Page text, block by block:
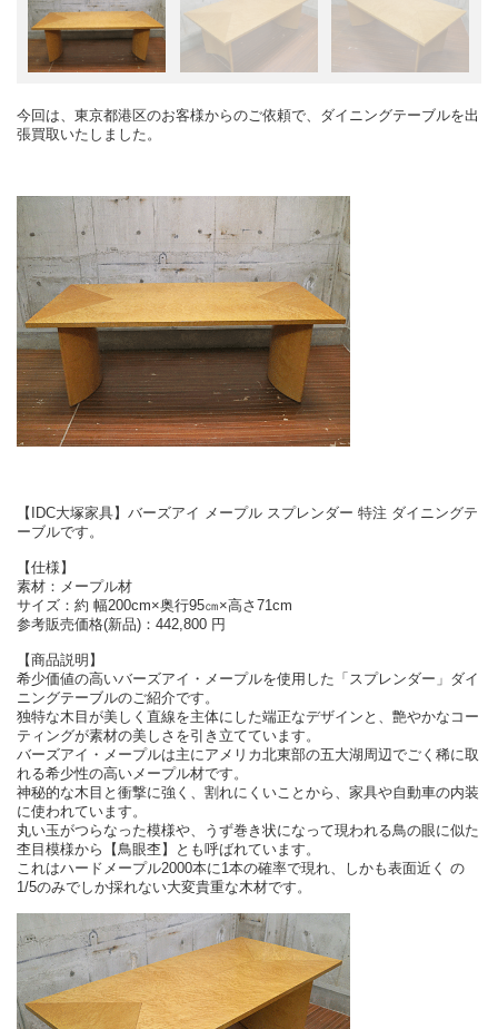
今回は、東京都港区のお客様からのご依頼で、ダイニングテーブルを出
張買取いたしました。
【IDC大塚家具】バーズアイ メープル スプレンダー 特注 ダイニングテ
ーブルです。
【仕様】
素材：メープル材
サイズ：約 幅200cm×奥行95㎝×高さ71cm
参考販売価格(新品)：442,800 円
【商品説明】
希少価値の高いバーズアイ・メープルを使用した「スプレンダー」ダイ
ニングテーブルのご紹介です。
独特な木目が美しく直線を主体にした端正なデザインと、艶やかなコー
ティングが素材の美しさを引き立てています。
バーズアイ・メープルは主にアメリカ北東部の五大湖周辺でごく稀に取
れる希少性の高いメープル材です。
神秘的な木目と衝撃に強く、割れにくいことから、家具や自動車の内装
に使われています。
丸い玉がつらなった模様や、うず巻き状になって現われる鳥の眼に似た
杢目模様から【鳥眼杢】とも呼ばれています。
これはハードメープル2000本に1本の確率で現れ、しかも表面近く の
1/5のみでしか採れない大変貴重な木材です。